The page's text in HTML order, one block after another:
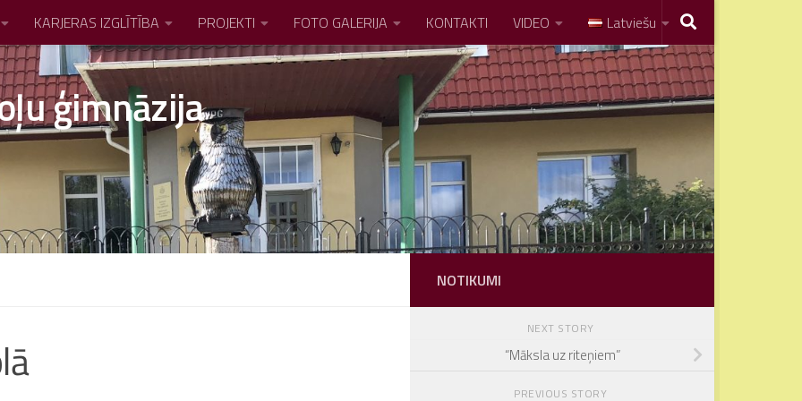
KARJERAS IZGLĪTĪBA PROJEKTI FOTO GALERIJA KONTAKTI VIDEO Latviešu
ģimnāzija
NOTIKUMI
NEXT STORY
“Māksla uz riteņiem”
PREVIOUS STORY